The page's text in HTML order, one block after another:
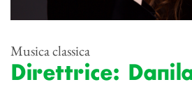
Musica classica
Direttrice: